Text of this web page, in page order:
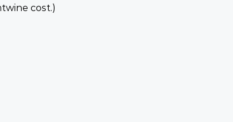
cost.)